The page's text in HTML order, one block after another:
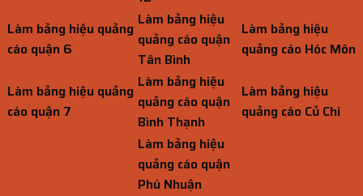
Làm bảng hiệu quảng
cáo quận 6
Làm bảng hiệu
quảng cáo quận
Tân Bình
Làm bảng hiệu
quảng cáo Hóc Môn
Làm bảng hiệu quảng
cáo quận 7
Làm bảng hiệu
quảng cáo quận
Bình Thạnh
Làm bảng hiệu
quảng cáo Củ Chi
Làm bảng hiệu
quảng cáo quận
Phú Nhuận